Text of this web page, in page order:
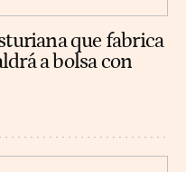
que fabrica
a bolsa con